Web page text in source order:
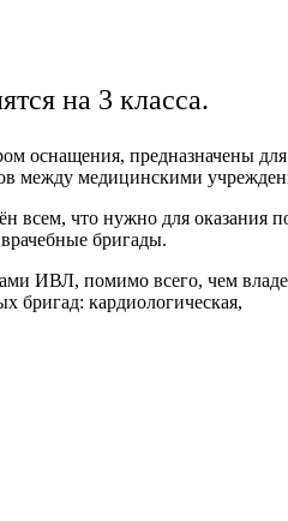
на 3 класса.
оснащения, предназначены для
между медицинскими
всем, что нужно для оказания
бригады.
ИВЛ, помимо всего, чем
бригад: кардиологическая,